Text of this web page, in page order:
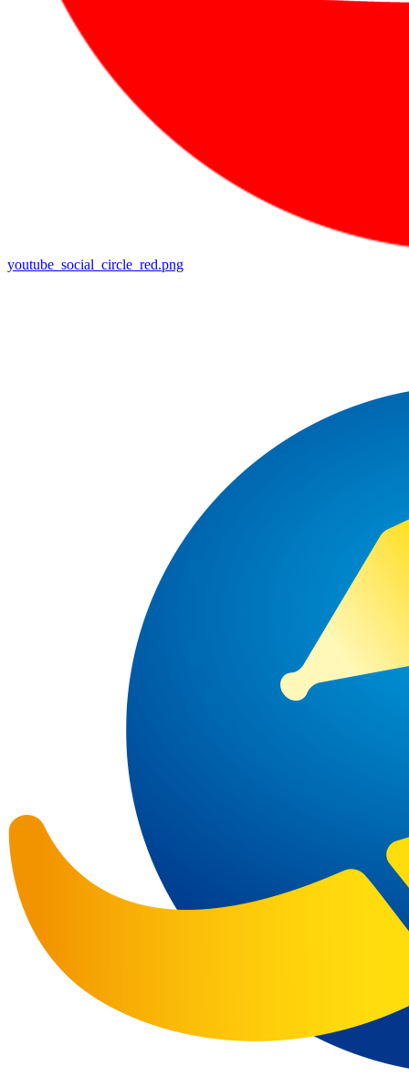
youtube_social_circle_red.png